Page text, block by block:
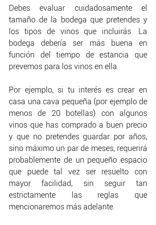
Debes evaluar cuidadosamente el
tamaño de la bodega que pretendes y
los tipos de vinos que incluirás. La
bodega debería ser más buena en
función del tiempo de estancia que
prevemos para los vinos en ella.
Por ejemplo, si tu interés es crear en
casa una cava pequeña (por ejemplo de
menos de 20 botellas) con algunos
vinos que has comprado a buen precio
y que no pretendes guardar por años,
sino máximo un par de meses, requerirá
probablemente de un pequeño espacio
que puede tal vez ser resuelto con
mayor facilidad, sin seguir tan
estrictamente las reglas que
mencionaremos más adelante.